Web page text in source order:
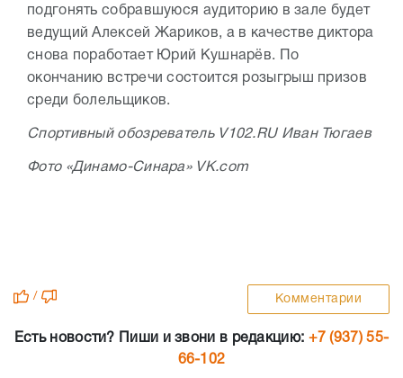
подгонять собравшуюся аудиторию в зале будет
ведущий Алексей Жариков, а в качестве диктора
снова поработает Юрий Кушнарёв. По
окончанию встречи состоится розыгрыш призов
среди болельщиков.
Спортивный обозреватель V102.RU Иван Тюгаев
Фото «Динамо-Синара» VK.com
/ Комментарии
Есть новости? Пиши и звони в редакцию: +7 (937) 55-
66-102